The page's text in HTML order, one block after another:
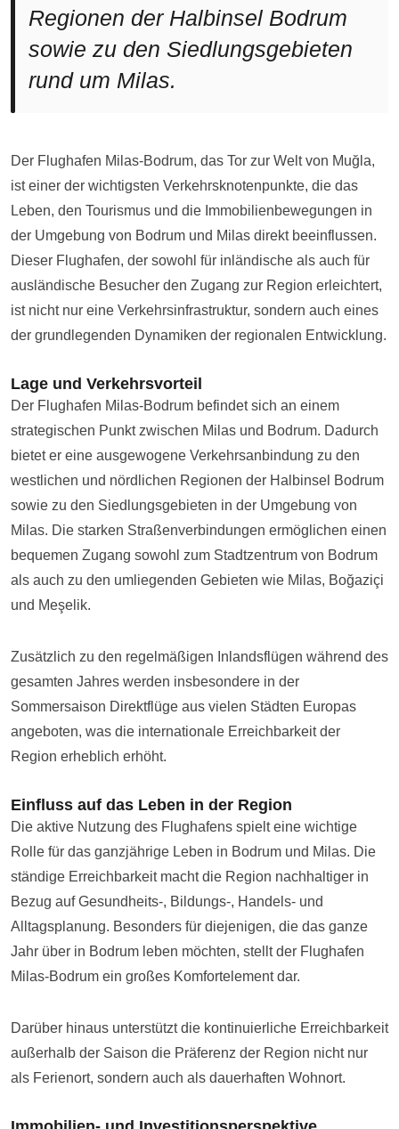
Regionen der Halbinsel Bodrum
sowie zu den Siedlungsgebieten
rund um Milas.
Der Flughafen Milas-Bodrum, das Tor zur Welt von Muğla,
ist einer der wichtigsten Verkehrsknotenpunkte, die das
Leben, den Tourismus und die Immobilienbewegungen in
der Umgebung von Bodrum und Milas direkt beeinflussen.
Dieser Flughafen, der sowohl für inländische als auch für
ausländische Besucher den Zugang zur Region erleichtert,
ist nicht nur eine Verkehrsinfrastruktur, sondern auch eines
der grundlegenden Dynamiken der regionalen Entwicklung.
Lage und Verkehrsvorteil
Der Flughafen Milas-Bodrum befindet sich an einem
strategischen Punkt zwischen Milas und Bodrum. Dadurch
bietet er eine ausgewogene Verkehrsanbindung zu den
westlichen und nördlichen Regionen der Halbinsel Bodrum
sowie zu den Siedlungsgebieten in der Umgebung von
Milas. Die starken Straßenverbindungen ermöglichen einen
bequemen Zugang sowohl zum Stadtzentrum von Bodrum
als auch zu den umliegenden Gebieten wie Milas, Boğaziçi
und Meşelik.
Zusätzlich zu den regelmäßigen Inlandsflügen während des
gesamten Jahres werden insbesondere in der
Sommersaison Direktflüge aus vielen Städten Europas
angeboten, was die internationale Erreichbarkeit der
Region erheblich erhöht.
Einfluss auf das Leben in der Region
Die aktive Nutzung des Flughafens spielt eine wichtige
Rolle für das ganzjährige Leben in Bodrum und Milas. Die
ständige Erreichbarkeit macht die Region nachhaltiger in
Bezug auf Gesundheits-, Bildungs-, Handels- und
Alltagsplanung. Besonders für diejenigen, die das ganze
Jahr über in Bodrum leben möchten, stellt der Flughafen
Milas-Bodrum ein großes Komfortelement dar.
Darüber hinaus unterstützt die kontinuierliche Erreichbarkeit
außerhalb der Saison die Präferenz der Region nicht nur
als Ferienort, sondern auch als dauerhaften Wohnort.